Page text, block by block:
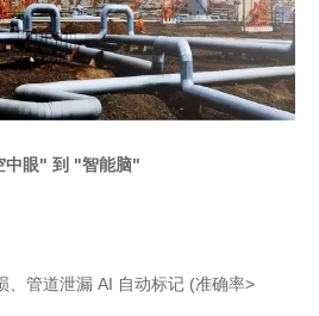
中眼" 到 "智能脑"
、管道泄漏 AI 自动标记 (准确率>